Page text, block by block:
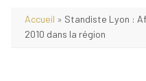
Accueil » Standiste Lyon :
2010 dans la région